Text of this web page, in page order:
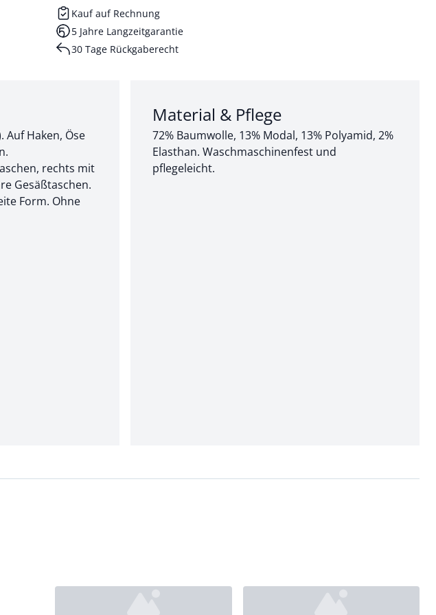
Kauf auf Rechnung
5 Jahre Langzeitgarantie
30 Tage Rückgaberecht
Auf Haken, Öse
rechts mit
Gesäßtaschen.
Form. Ohne
Abschnitt 3 von 3:
Material & Pflege
72% Baumwolle, 13% Modal, 13% Polyamid, 2%
Elasthan. Waschmaschinenfest und
pflegeleicht.